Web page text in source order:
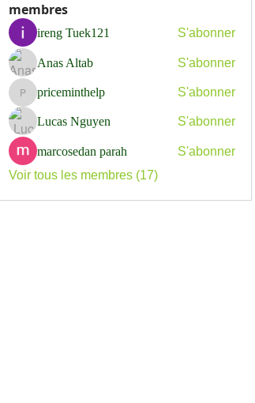
membres
ireng Tuek121 S'abonner
Anas Altab S'abonner
priceminthelp
priceminthelp S'abonner
Lucas Nguyen S'abonner
marcosedan parah
S'abonner
Voir tous les membres (17)